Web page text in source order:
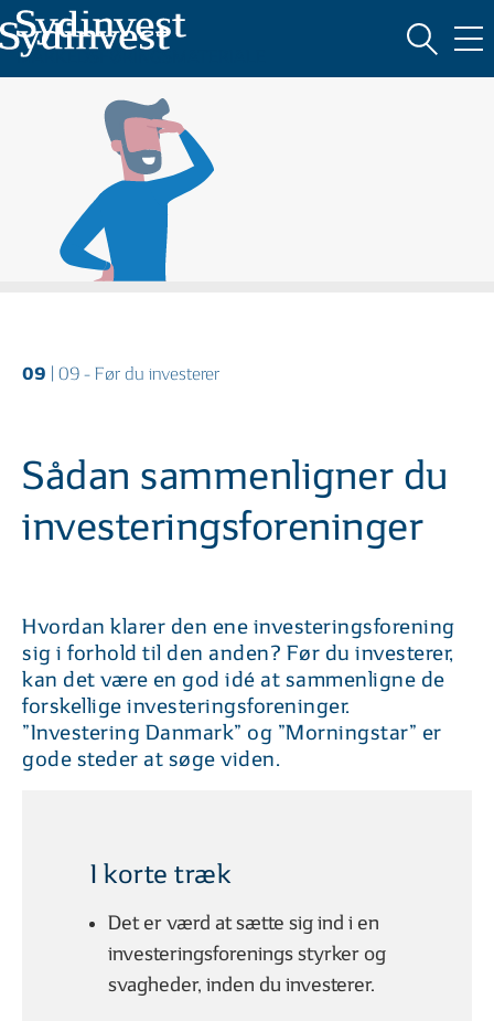
MARKEDSFØRINGSMATERIALE
09 | 09 - Før du investerer
Sådan sammenligner du
investeringsforeninger
Hvordan klarer den ene investeringsforening
sig i forhold til den anden? Før du investerer,
kan det være en god idé at sammenligne de
forskellige investeringsforeninger.
”Investering Danmark” og ”Morningstar” er
gode steder at søge viden.
I korte træk
Det er værd at sætte sig ind i en
investeringsforenings styrker og
svagheder, inden du investerer.
Oversigt
LÆST
Hvad vil det sige at investere? Hvorfor er
FØR DU INVESTERER
Sådan kommer du godt i gang
FORSKELLIGE INVESTERINGSMULIGHEDER